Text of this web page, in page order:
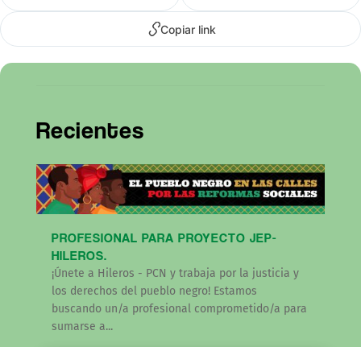
Copiar link
Recientes
PROFESIONAL PARA PROYECTO JEP-
HILEROS.
¡Únete a Hileros - PCN y trabaja por la justicia y
los derechos del pueblo negro! Estamos
buscando un/a profesional comprometido/a para
sumarse a...